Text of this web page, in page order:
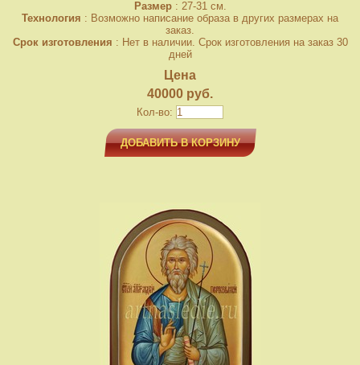
Размер: 27-31 см.
Технология : Возможно написание образа в других размерах на
заказ.
Срок изготовления : Нет в наличии. Срок изготовления на заказ 30
дней
Цена
40000 руб.
Кол-во:
ДОБАВИТЬ В КОРЗИНУ